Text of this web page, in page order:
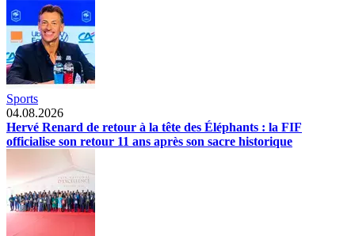
Sports
04.08.2026
Hervé Renard de retour à la tête des Éléphants : la FIF
officialise son retour 11 ans après son sacre historique